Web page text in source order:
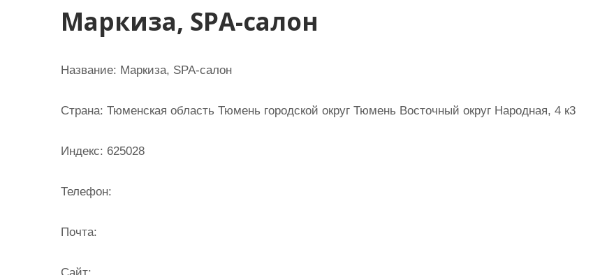
Маркиза, SPA-салон
Название: Маркиза, SPA-салон
Страна: Тюменская область Тюмень городской округ Тюмень Восточный округ Народная, 4 к3
Индекс: 625028
Телефон:
Почта: